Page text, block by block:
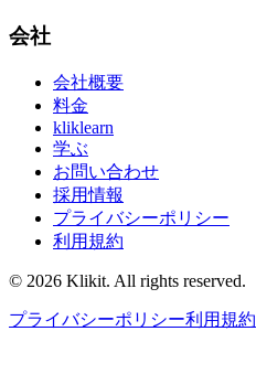
会社
会社概要
料金
kliklearn
学ぶ
お問い合わせ
採用情報
プライバシーポリシー
利用規約
© 2026 Klikit. All rights reserved.
プライバシーポリシー利用規約